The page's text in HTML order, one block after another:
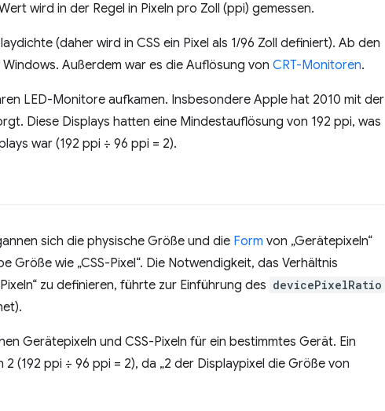
wird in der Regel in Pixeln pro Zoll (ppi) gemessen.
(daher wird in CSS ein Pixel als 1/96 Zoll definiert). Ab den
Außerdem war es die Auflösung von CRT-Monitoren.
LED-Monitore aufkamen. Insbesondere Apple hat 2010 mit der
Diese Displays hatten eine Mindestauflösung von 192 ppi, was
war (192 ppi ÷ 96 ppi = 2).
sich die physische Größe und die Form von „Gerätepixeln“
wie „CSS-Pixel“. Die Notwendigkeit, das Verhältnis
zu definieren, führte zur Einführung des devicePixelRatio
Gerätepixeln und CSS-Pixeln für ein bestimmtes Gerät. Ein
2 (192 ppi ÷ 96 ppi = 2), da „2 der Displaypixel die Größe von